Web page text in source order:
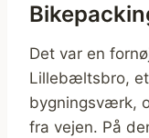
Det var en
Lillebæltsbro,
bygningsværk,
fra vejen. På